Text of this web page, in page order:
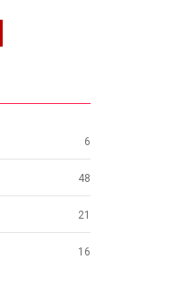
6
48
21
16